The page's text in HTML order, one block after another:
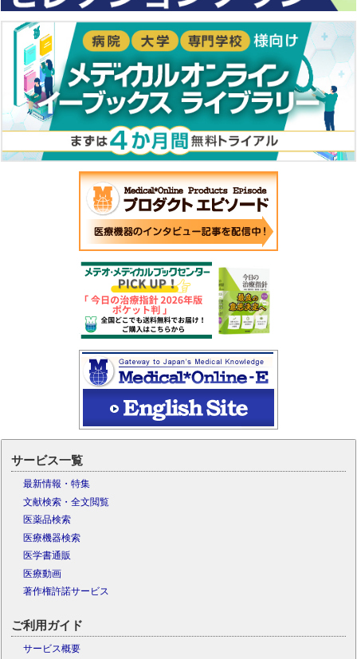
サービス一覧
最新情報・特集
文献検索・全文閲覧
医薬品検索
医療機器検索
医学書通販
医療動画
著作権許諾サービス
ご利用ガイド
サービス概要